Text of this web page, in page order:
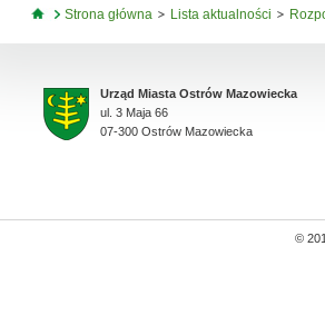
Jesteś tutaj
Strona główna Lista aktualności
Urząd Miasta Ostrów Mazowiecka
ul. 3 Maja 66
07-300 Ostrów Mazowiecka
©